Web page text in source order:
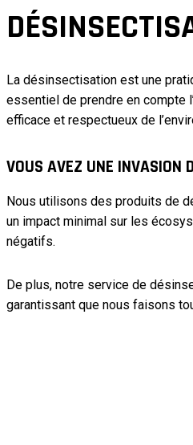
La désinsectisation est une
essentiel de prendre en compte
efficace et respectueux de
VOUS AVEZ UNE INVASION
Nous utilisons des produits de
un impact minimal sur les
négatifs.
De plus, notre service de
garantissant que nous faisons